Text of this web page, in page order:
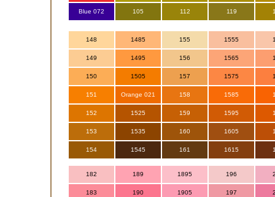
Blue 072 105 112 119
148 1485 155 1555
149 1495 156 1565
150 1505 157 1575
151 Orange 021 158 1585
152 1525 159 1595
153 1535 160 1605
154 1545 161 1615
182 189 1895 196
183 190 1905 197